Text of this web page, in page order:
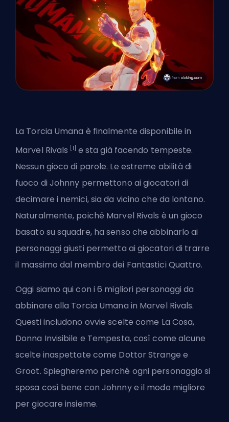
La Torcia Umana è finalmente disponibile in
Marvel Rivals
[1] e sta già facendo tempeste.
Nessun gioco di parole. Le estreme abilità di
fuoco di Johnny permettono ai giocatori di
decimare i nemici, sia da vicino che da lontano.
Naturalmente, poiché Marvel Rivals è un gioco
basato su squadre, ha senso che abbinarlo ai
personaggi giusti permetta ai giocatori di trarre
il massimo dal membro dei Fantastici Quattro.
Oggi siamo qui con i 6 migliori personaggi da
abbinare alla Torcia Umana in Marvel Rivals.
Questi includono ovvie scelte come La Cosa,
Donna Invisibile e Tempesta, così come alcune
scelte inaspettate come Dottor Strange e
Groot. Spiegheremo perché ogni personaggio si
sposa così bene con Johnny e il modo migliore
per giocare insieme.